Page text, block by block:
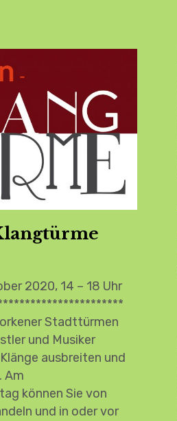
2020, 14 – 18 Uhr
Stadttürmen
und Musiker
ausbreiten und
Am
können Sie von
und in oder vor